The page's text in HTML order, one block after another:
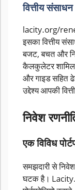
वित्तीय संसाधन
lacity.org/
इसका वित्तीय
बजट, बचत और
कैलकुलेटर शामिल
और गाइड सहित
उद्देश्य आपकी
निवेश
एक विविध
समझदारी से
घटक है।